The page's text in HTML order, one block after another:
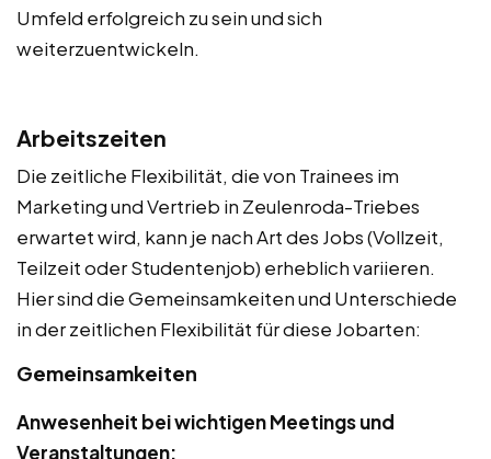
Umfeld erfolgreich zu sein und sich
weiterzuentwickeln.
Arbeitszeiten
Die zeitliche Flexibilität, die von Trainees im
Marketing und Vertrieb in Zeulenroda-Triebes
erwartet wird, kann je nach Art des Jobs (Vollzeit,
Teilzeit oder Studentenjob) erheblich variieren.
Hier sind die Gemeinsamkeiten und Unterschiede
in der zeitlichen Flexibilität für diese Jobarten:
Gemeinsamkeiten
Anwesenheit bei wichtigen Meetings und
Veranstaltungen: